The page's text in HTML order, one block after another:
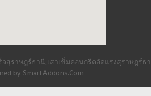
ราษฎร์ธานี,เสาเข็มคอนกรีตอัดแรงสุราษฎร์ธ
by SmartAddons.Com